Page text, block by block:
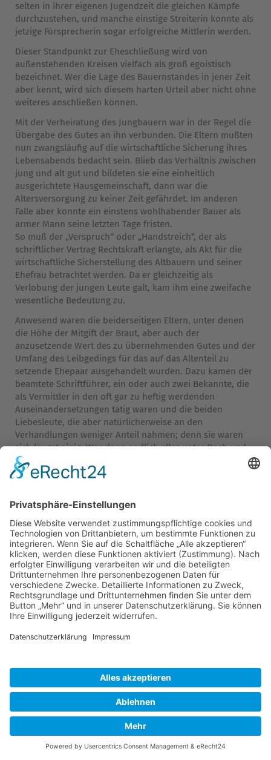
selten in ihrer eigenen Jugendzeit die gleichen Kämpfe
durchzustehen, und manche einstige Streiterin konnte als
jetzige Fürsprecherin sogar erfolgreiche Mittlerin werden.
Dieser Standpunkt zur Eheschließung wird von
außenstehenden Kreisen vielfach als groß egoistisch
bezeichnet. Wer die Lage des Bauernstandes in jener Zeit
aber kennt, wird sich diesem harten Urteil aber nicht ohne
weiteres anschließen können.
Mit der Verheiratung des Jungbauern war in der Regel die
Übergabe des Gutes an ihn verbunden. Die Eltern mußten
nun zwangsläufig auf die wirtschaftliche Sicherung ihres
Lebensabends bedacht sein. Blieb das Verhältnis zwischen
jung und alt gut und bildeten sie eine einheitlich
ausgerichtete Hausgemeinschaft, dann war die
Altersversorgung zu keiner Zeit gefährdet. Im anderen
Falle aber konnte ein einstens wohlhabender Bauer als
armer Mann seine letzten Tage fristen.
So muß der „Verspruch“ oder „Handstreich“, der als
schriftlicher Vertrag Rechtskraft erlangte, als Akt für die
wirtschaftliche Sicherstellung des Altbauern und seiner
Ehefrau betrachtet werden. Da er gleichzeitig als
Verlobung der jungen Leute galt, kam ihm eine zweifache
wesentliche Bedeutung zu.
Anwesend waren die beiderseitigen Eltern, unter denen
die Höhe der Mitgift der Braut, aber auch der
anzusetzende Wert des zu übernehmenden Gutes und der
Umfang des Leibgedings für das auf das Altenteil zu
setzende Ehepaar ausgehandelt wurden. Dazu kamen der
beamtete Schriftführer, ein oder auch zwei Bekannte, die
als Vermittler in den oft gar zu heftig werdenden
Auseinandersetzungen tätig waren und die beiden
Liebesleute, die aber natürlicherweise an den
Verhandlungen weniger Anteil nahmen; denn sie waren
sich längst einig. War dann endlich alles unter Dach und
Fach gebracht, dann kam bei Speise und Trank, beim
„Woiguff“, die gemütliche Nachfeier.
ausschlaggebend sein; manche hielten es auch mit dem
Sprichwort: „Klao unn wacker baut aach en Acker.“
Einige Wochen nach der Hochzeit erfolgte der endgültige
Einzug der jungen Frau in ihr neues Heim. War sie aus
dem Dorfe selbst, so geschah das „unter der Hand“,
gerade wie es den Beteiligten am besten paßte. Kam sie
aber von auswärts, so wurde das namentlich von dem
weiblichen Bevölkerungsteil mit Spannung erwartet; denn
nicht nur die Höhe des geldlichen Vermögens, sondern
auch die Aussteuer galt als Gradmesser der von dem
jungen Ehemann gemachten „Partie“. Auf einem
ganz oben thronte das fix und fertig zum Gebrauch
hergerichtete Bett. Neben den Fahrer saß die Einziehende.
Pferde und Peitsche trugen bunten Bänderschmuck;
hinter dem Wagen schritt eine an der Kette geführte
Jungkuh, ein Bindeglied zwischen den Ställen der nun
verwandten Höfe.